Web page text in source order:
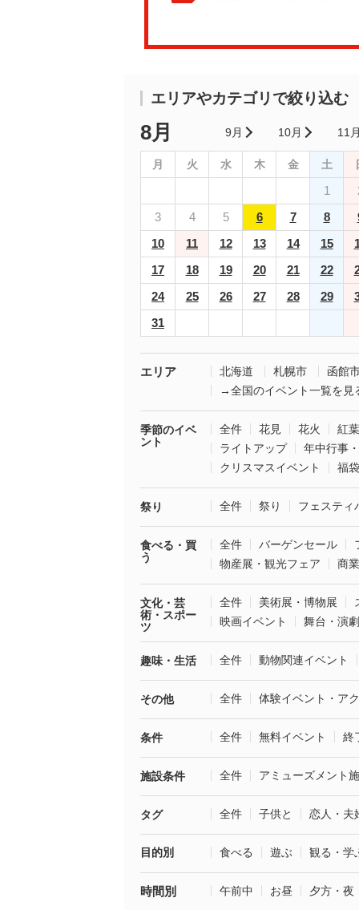
エリアやカテゴリで絞り込む
8月 9月 10月 11
月 火 水 木 金 土
1
3
4 5 6 7 8
10
11 12 13 14 15
17
18 19 20 21 22
24
25 26 27 28 29
31
エリア 北海道 札幌市
函館
→全国のイベント一覧を見
季節のイベ
ント
全件 花見 花火
紅葉
ライトアップ
年中行事
クリスマスイベント
福
祭り 全件 祭り フェスティ
食べる・買
う
全件 バーゲンセール
物産展・観光フェア
商
文化・芸
術・スポー
ツ
全件 美術展・博物展
映画イベント
舞台・演劇
趣味・生活 全件 動物関連イベント
その他 全件 体験イベント・ア
条件 全件 無料イベント 終
施設条件 全件 アミューズメント
タグ 全件 子供と 恋人・夫
目的別 食べる 遊ぶ 観る・学
時間別 午前中 お昼 夕方・夜